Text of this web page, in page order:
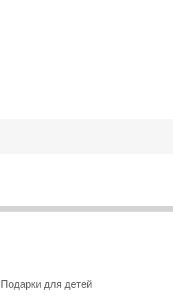
Подарки для детей